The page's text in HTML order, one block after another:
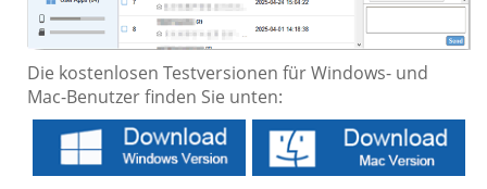
Die kostenlosen Testversionen für Windows- und
Mac-Benutzer finden Sie unten: